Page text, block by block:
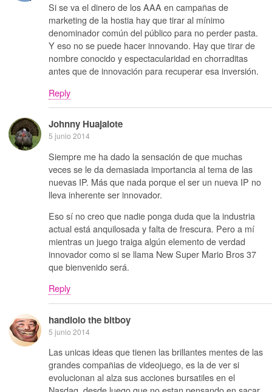
Si se va el dinero de los AAA en campañas de
marketing de la hostia hay que tirar al mínimo
denominador común del público para no perder pasta.
Y eso no se puede hacer innovando. Hay que tirar de
nombre conocido y espectacularidad en chorraditas
antes que de innovación para recuperar esa inversión.
Reply
Johnny Huajalote
5 junio 2014
Siempre me ha dado la sensación de que muchas
veces se le da demasiada importancia al tema de las
nuevas IP. Más que nada porque el ser un nueva IP no
lleva inherente ser innovador.
Eso sí no creo que nadie ponga duda que la industria
actual está anquilosada y falta de frescura. Pero a mí
mientras un juego traiga algún elemento de verdad
innovador como si se llama New Super Mario Bros 37
que bienvenido será.
Reply
handlolo the bitboy
5 junio 2014
Las unicas ideas que tienen las brillantes mentes de las
grandes compañias de videojuego, es la de ver si
evolucionan al alza sus acciones bursatiles en el